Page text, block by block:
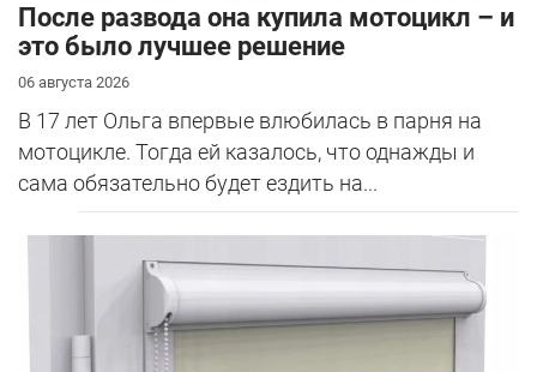
После развода она купила мотоцикл – и
это было лучшее решение
06 августа 2026
В 17 лет Ольга впервые влюбилась в парня на
мотоцикле. Тогда ей казалось, что однажды и
сама обязательно будет ездить на...